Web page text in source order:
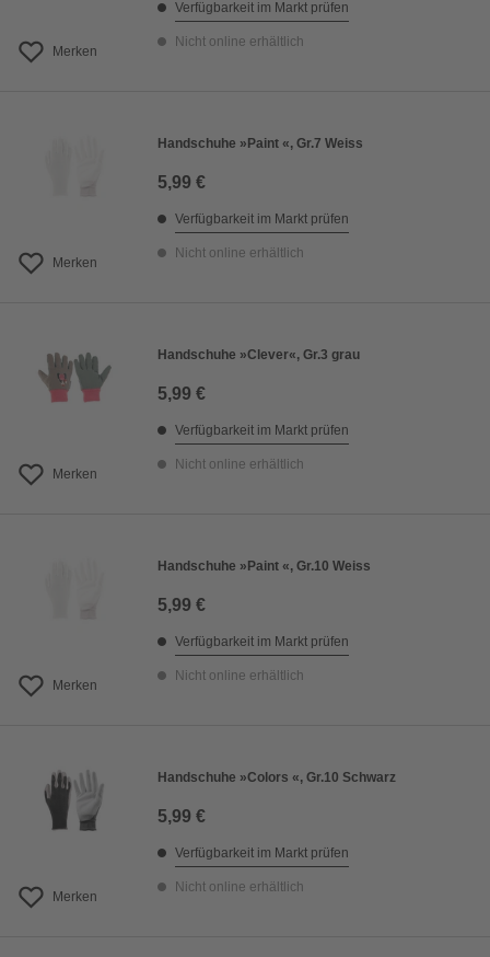
Merken
Verfügbarkeit im Markt prüfen
Nicht online erhältlich
Merken
Handschuhe »Paint «, Gr.7 Weiss
5,99 €
Verfügbarkeit im Markt prüfen
Nicht online erhältlich
Merken
Handschuhe »Clever«, Gr.3 grau
5,99 €
Verfügbarkeit im Markt prüfen
Nicht online erhältlich
Merken
Handschuhe »Paint «, Gr.10 Weiss
5,99 €
Verfügbarkeit im Markt prüfen
Nicht online erhältlich
Merken
Handschuhe »Colors «, Gr.10 Schwarz
5,99 €
Verfügbarkeit im Markt prüfen
Nicht online erhältlich